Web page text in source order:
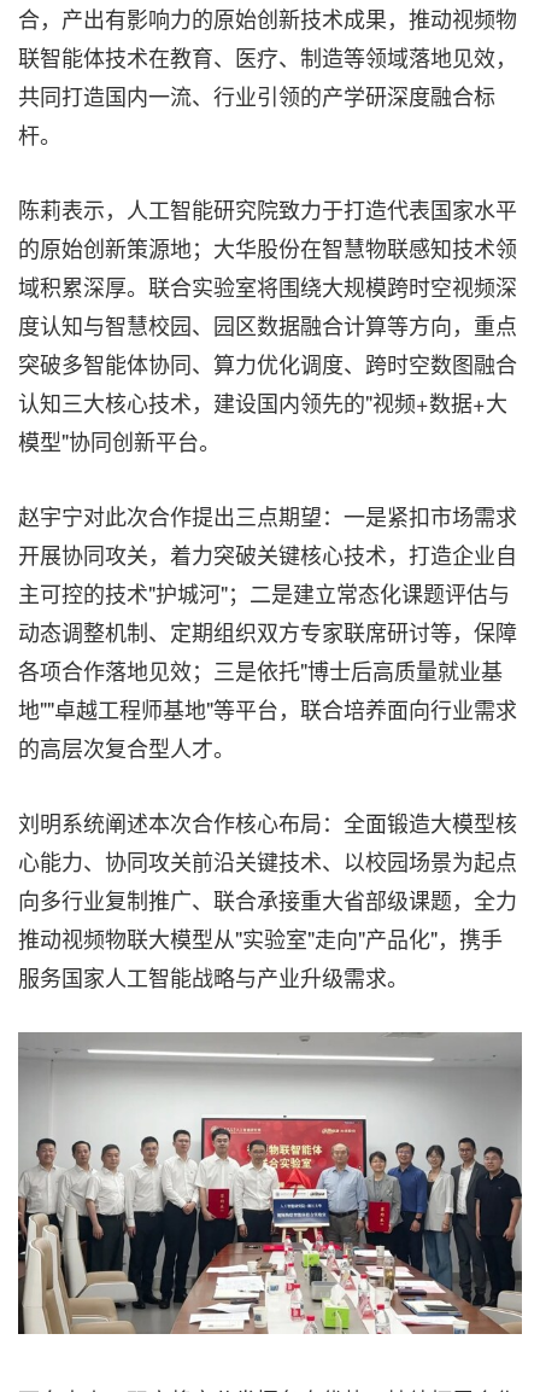
合，产出有影响力的原始创新技术成果，推动视频物
联智能体技术在教育、医疗、制造等领域落地见效，
共同打造国内一流、行业引领的产学研深度融合标
杆。
陈莉表示，人工智能研究院致力于打造代表国家水平
的原始创新策源地；大华股份在智慧物联感知技术领
域积累深厚。联合实验室将围绕大规模跨时空视频深
度认知与智慧校园、园区数据融合计算等方向，重点
突破多智能体协同、算力优化调度、跨时空数图融合
认知三大核心技术，建设国内领先的"视频+数据+大
模型"协同创新平台。
赵宇宁对此次合作提出三点期望：一是紧扣市场需求
开展协同攻关，着力突破关键核心技术，打造企业自
主可控的技术"护城河"；二是建立常态化课题评估与
动态调整机制、定期组织双方专家联席研讨等，保障
各项合作落地见效；三是依托"博士后高质量就业基
地""卓越工程师基地"等平台，联合培养面向行业需求
的高层次复合型人才。
刘明系统阐述本次合作核心布局：全面锻造大模型核
心能力、协同攻关前沿关键技术、以校园场景为起点
向多行业复制推广、联合承接重大省部级课题，全力
推动视频物联大模型从"实验室"走向"产品化"，携手
服务国家人工智能战略与产业升级需求。